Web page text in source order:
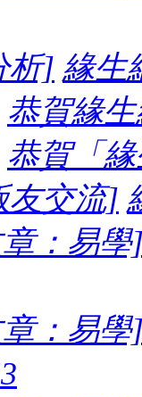
析] 緣生
恭賀緣
恭賀「
友交流]
：易學
：易學